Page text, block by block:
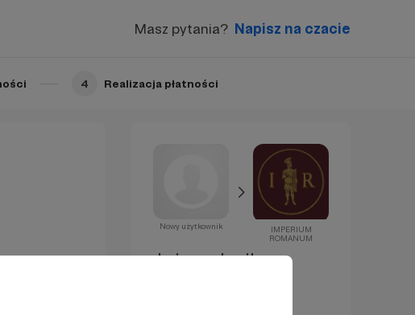
Masz pytania? Napisz na czacie
4 Realizacja płatności
Nowy użytkownik
IMPERIUM
ROMANUM
Już za chwilę